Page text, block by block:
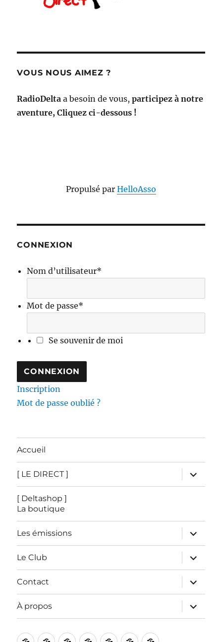
VOUS NOUS AIMEZ ?
RadioDelta a besoin de vous,participez à notre
aventure, Cliquez ci-dessous !
Propulsé par HelloAsso
CONNEXION
Nom d’utilisateur*
Mot de passe*
Se souvenir de moi
Inscription
Mot de passe oublié ?
Accueil
[ LE DIRECT ]
ouvrir
le
sous-
[ Deltashop ]
La boutique
Les émissions
ouvrir
le
sous-
menu
Le Club
ouvrir
le
sous-
menu
Contact
ouvrir
le
sous-
menu
À propos
ouvrir
le
sous-
Accueil
[ [ Les Le Contact
À